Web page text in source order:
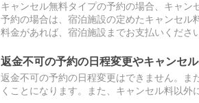
キャンセル無料タイプの予約の場合、キャ
予約の場合は、宿泊施設の定めたキャンセル
料金があれば、宿泊施設までお支払いください
返金不可の予約の日程変更やキャンセ
返金不可の予約の日程変更はできません。
くことになります。また、キャンセル料以外